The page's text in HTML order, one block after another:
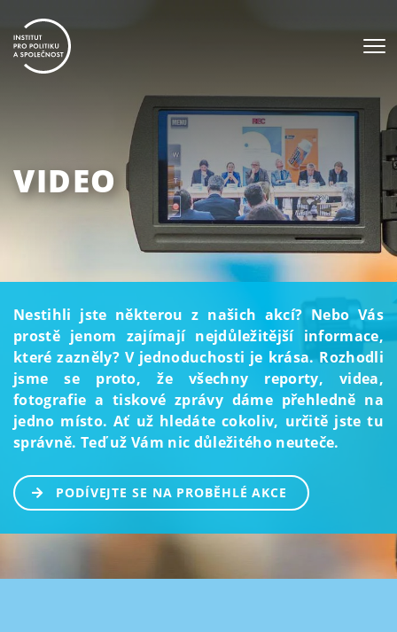
VIDEO
Nestihli jste některou z našich akcí? Nebo Vás
prostě jenom zajímají nejdůležitější informace,
které zazněly? V jednoduchosti je krása. Rozhodli
jsme se proto, že všechny reporty, videa,
fotografie a tiskové zprávy dáme přehledně na
jedno místo. Ať už hledáte cokoliv, určitě jste tu
správně. Teď už Vám nic důležitého neuteče.
PODÍVEJTE SE NA PROBĚHLÉ AKCE